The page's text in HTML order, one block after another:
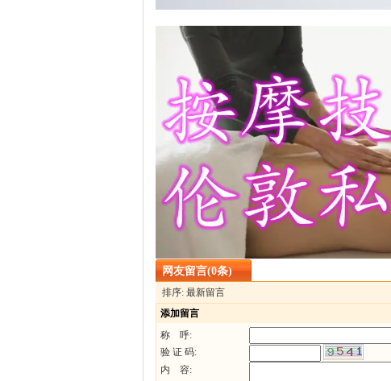
网友留言(0条)
排序: 最新留言
添加留言
称 呼:
验 证 码:
内 容: